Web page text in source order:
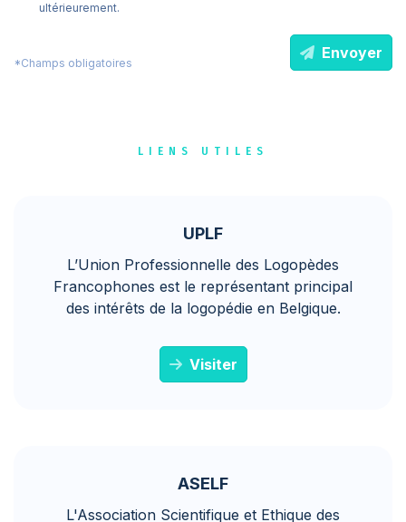
ultérieurement.
*Champs obligatoires
Envoyer
LIENS UTILES
UPLF
L’Union Professionnelle des Logopèdes
Francophones est le représentant principal
des intérêts de la logopédie en Belgique.
Visiter
ASELF
L'Association Scientifique et Ethique des